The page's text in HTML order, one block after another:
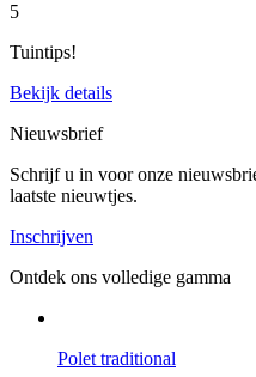
5
Tuintips!
Bekijk details
Nieuwsbrief
Schrijf u in voor onze
laatste nieuwtjes.
Inschrijven
Ontdek ons volledige gamma
Polet traditional